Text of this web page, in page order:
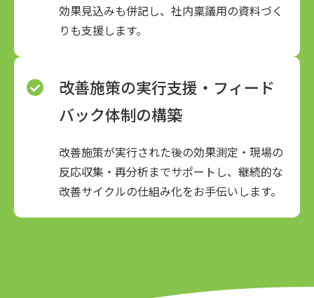
効果見込みも併記し、社内稟議用の資料づく
りも支援します。
改善施策の実行支援・フィード
バック体制の構築
改善施策が実行された後の効果測定・現場の
反応収集・再分析までサポートし、継続的な
改善サイクルの仕組み化をお手伝いします。